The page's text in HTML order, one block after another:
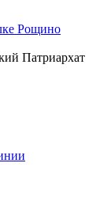
Рощино
Патриархат